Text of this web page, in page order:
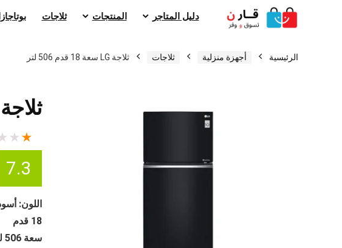
دليل المتاجر المنتجات ثلاجات
الرئيسية أجهزة منزلية ثلاجات ثلاجة LG سعة 18 قدم 506 لتر
ثلاجة LG سعة 18 قدم 506 لتر
★
★
7.3
اللون:
18 قدم
سعة 506 لتر